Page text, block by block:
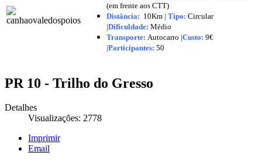
(em frente aos CTT)
Distância: 10Km | Tipo: Circular
|Dificuldade: Médio
Transporte: Autocarro |Custo: 9€
|Participantes: 50
PR 10 - Trilho do Gresso
Detalhes
Visualizações: 2778
Imprimir
Email